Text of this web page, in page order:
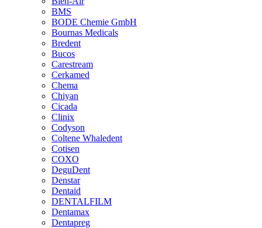
BMS
BODE Chemie GmbH
Bournas Medicals
Bredent
Bucos
Carestream
Cerkamed
Chema
Chiyan
Cicada
Clinix
Codyson
Coltene Whaledent
Cotisen
COXO
DeguDent
Denstar
Dentaid
DENTALFILM
Dentamax
Dentapreg